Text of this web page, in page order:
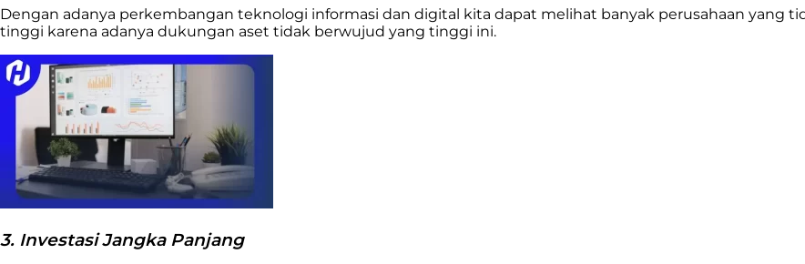
Dengan adanya perkembangan teknologi informasi dan digital kita dapat melihat banyak perusahaan yang
tinggi karena adanya dukungan aset tidak berwujud yang tinggi ini.
3. Investasi Jangka Panjang